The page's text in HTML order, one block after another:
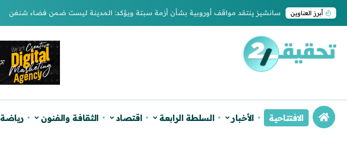
أبرز العناوين سانشيز ينتقد مواقف أوروبية بشأن أزمة سبتة ويؤكد: المدينة ليست ضمن فضاء شنغن
الافتتاحية الأخبار السلطة الرابعة اقتصاد الثقافة والفنون رياضة